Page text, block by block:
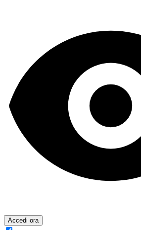
Accedi ora